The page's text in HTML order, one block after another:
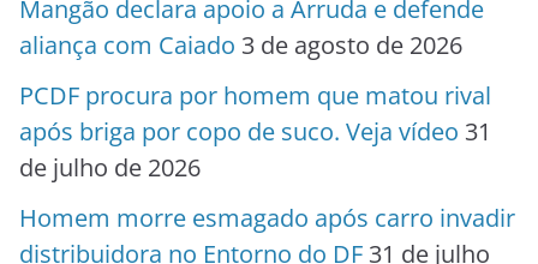
Mangão declara apoio a Arruda e defende
aliança com Caiado 3 de agosto de 2026
PCDF procura por homem que matou rival
após briga por copo de suco. Veja vídeo 31
de julho de 2026
Homem morre esmagado após carro invadir
distribuidora no Entorno do DF 31 de julho